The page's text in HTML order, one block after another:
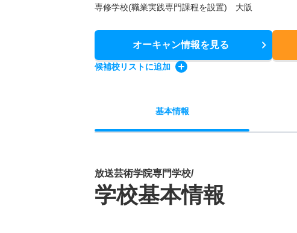
専修学校(職業実践専門課程を設置) 大阪
オーキャン情報を見る
候補校リストに追加
基本情報
放送芸術学院専門学校/
学校基本情報